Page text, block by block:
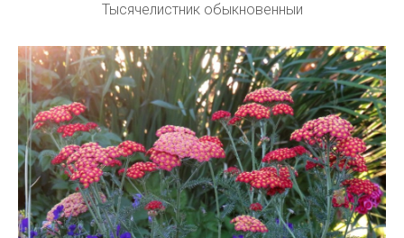
Тысячелистник обыкновенныи